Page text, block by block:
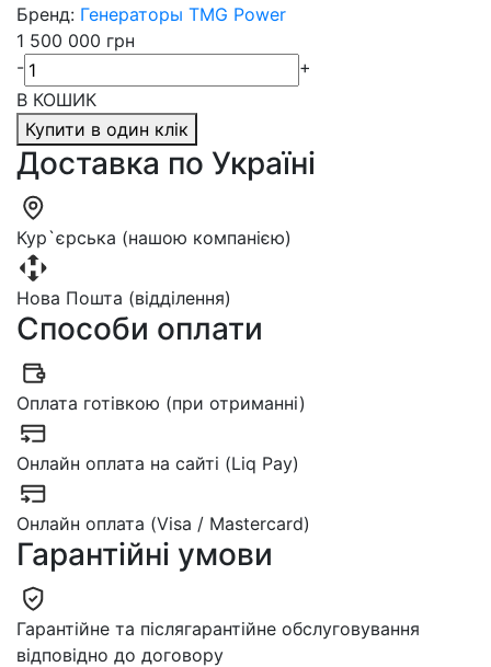
Бренд: Генераторы TMG Power
1 500 000 грн
-
+
В КОШИК
Купити в один клік
Доставка по Україні
Кур`єрська (нашою компанією)
Нова Пошта (відділення)
Способи оплати
Оплата готівкою (при отриманні)
Онлайн оплата на сайті (Liq Pay)
Онлайн оплата (Visa / Mastercard)
Гарантійні умови
Гарантійне та післягарантійне обслуговування
відповідно до договору